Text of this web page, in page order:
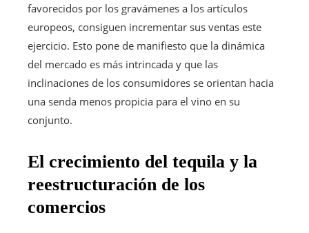
favorecidos por los gravámenes a los artículos
europeos, consiguen incrementar sus ventas este
ejercicio. Esto pone de manifiesto que la dinámica
del mercado es más intrincada y que las
inclinaciones de los consumidores se orientan hacia
una senda menos propicia para el vino en su
conjunto.
El crecimiento del tequila y la
reestructuración de los
comercios